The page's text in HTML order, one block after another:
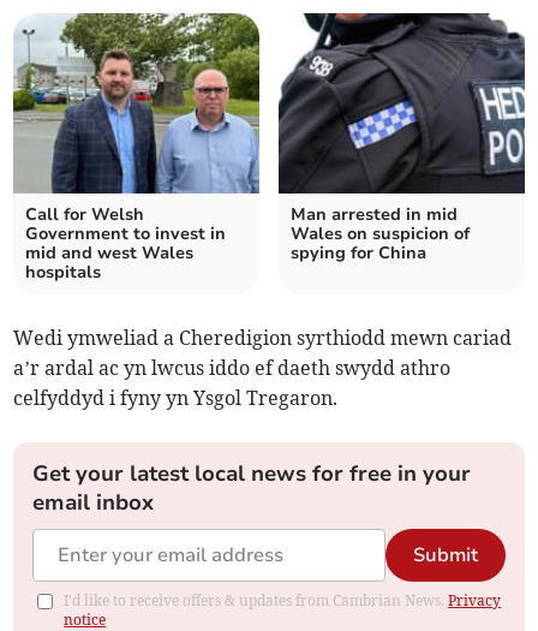
Call for Welsh
Government to invest in
mid and west Wales
hospitals
Man arrested in mid
Wales on suspicion of
spying for China
Wedi ymweliad a Cheredigion syrthiodd mewn cariad
a’r ardal ac yn lwcus iddo ef daeth swydd athro
celfyddyd i fyny yn Ysgol Tregaron.
Get your latest local news for free in your
email inbox
Submit
I'd like to receive offers & updates from Cambrian News.Privacy
notice